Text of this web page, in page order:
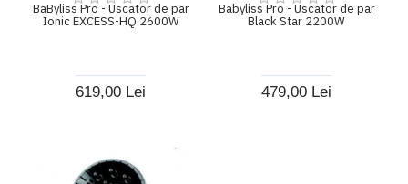
BaByliss Pro - Uscator de par
Ionic EXCESS-HQ 2600W
619,00 Lei
Babyliss Pro - Uscator de par
Black Star 2200W
479,00 Lei